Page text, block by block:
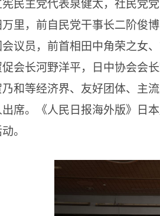
万里，前自民党干事长二阶俊
会议员，前首相田中角荣之女
促会长河野洋平，日中协会会
乃和等经济界、友好团体、主
出席。《人民日报海外版》日
。